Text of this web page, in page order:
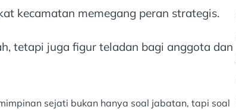
kecamatan memegang peran strategis.
tetapi juga figur teladan bagi anggota dan
sejati bukan hanya soal jabatan, tapi soal